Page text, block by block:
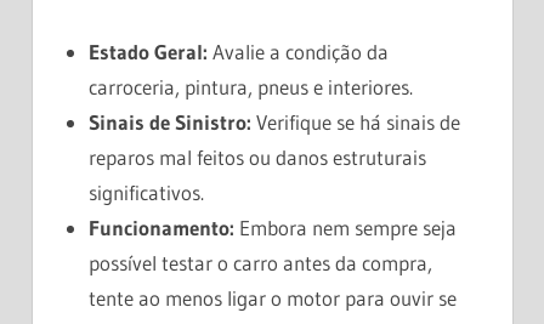
Estado Geral: Avalie a condição da
carroceria, pintura, pneus e interiores.
Sinais de Sinistro: Verifique se há sinais de
reparos mal feitos ou danos estruturais
significativos.
Funcionamento: Embora nem sempre seja
possível testar o carro antes da compra,
tente ao menos ligar o motor para ouvir se